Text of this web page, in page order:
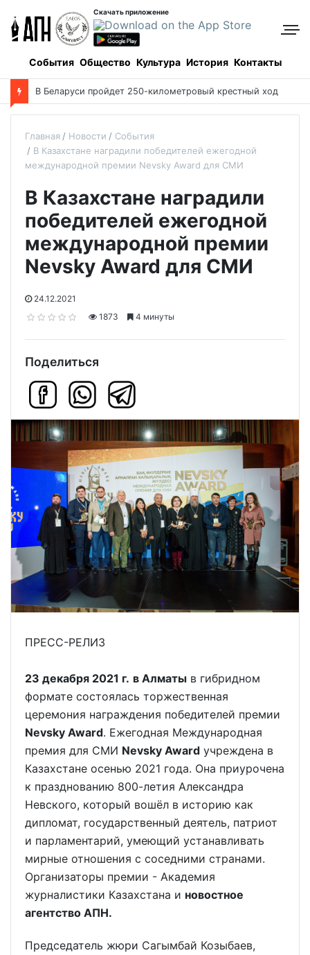
Скачать приложение
События Общество Культура История Контакты
В Беларуси пройдет 250-километровый крестный ход
Главная Новости
События
В Казахстане наградили победителей ежегодной
международной премии Nevsky Award для СМИ
В Казахстане наградили
победителей ежегодной
международной премии
Nevsky Award для СМИ
24.12.2021
1873
4 минуты
Поделиться
ПРЕСС-РЕЛИЗ
23 декабря 2021 г. в Алматы в гибридном
формате состоялась торжественная
церемония награждения победителей премии
Nevsky Award. Ежегодная Международная
премия для СМИ Nevsky Award учреждена в
Казахстане осенью 2021 года. Она приурочена
к празднованию 800-летия Александра
Невского, который вошёл в историю как
дипломат, государственный деятель, патриот
и парламентарий, умеющий устанавливать
мирные отношения с соседними странами.
Организаторы премии - Академия
журналистики Казахстана и новостное
агентство АПН.
Председатель жюри Сагымбай Козыбаев,